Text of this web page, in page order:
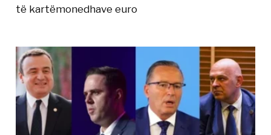
të kartëmonedhave euro